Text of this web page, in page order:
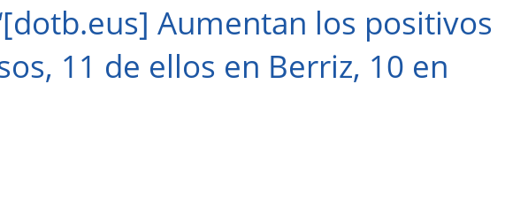
Aumentan los positivos
11 de ellos en Berriz, 10 en